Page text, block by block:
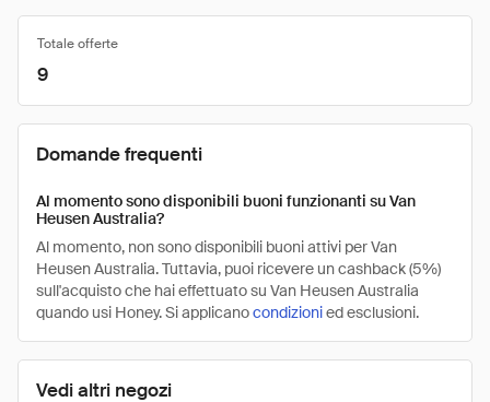
Vedi altri negozi
Totale offerte
9
Domande frequenti
Al momento sono disponibili buoni funzionanti su Van
Heusen Australia?
Al momento, non sono disponibili buoni attivi per Van
Heusen Australia. Tuttavia, puoi ricevere un cashback (5%)
sull'acquisto che hai effettuato su Van Heusen Australia
quando usi Honey. Si applicanocondizionied esclusioni.